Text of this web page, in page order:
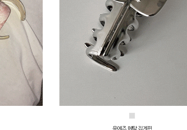
유에즈 메탈 집게핀